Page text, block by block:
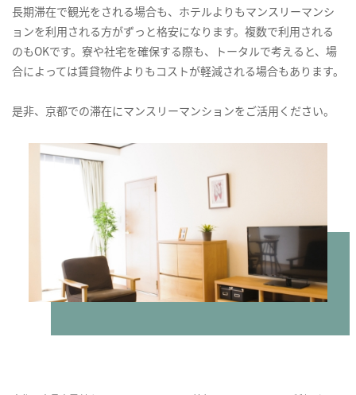
長期滞在で観光をされる場合も、ホテルよりもマンスリーマンシ
ョンを利用される方がずっと格安になります。複数で利用される
のもOKです。寮や社宅を確保する際も、トータルで考えると、場
合によっては賃貸物件よりもコストが軽減される場合もあります。
是非、京都での滞在にマンスリーマンションをご活用ください。